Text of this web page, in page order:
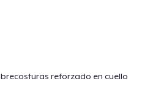
reforzado en cuello